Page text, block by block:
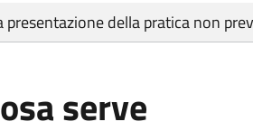
di pagamento
presentazione della pratica non
serve